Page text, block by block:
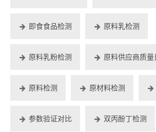
即食食品检测 原料乳检测
原料乳粉检测 原料供应商质量
原料检测 原材料检测
参数验证对比 双丙酚丁检测